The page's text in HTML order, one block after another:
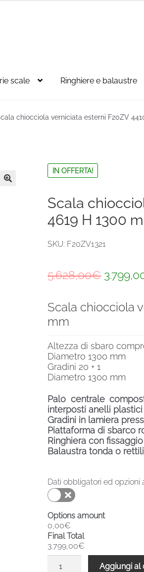
scale Ringhiere e balaustre
chiocciola verniciata esterni F20ZV
IN OFFERTA!
Scala
4619 H 1300
SKU: F20ZV1321
5.628,00€ Il
Scala chiocciola
mm
Altezza di sbaro
Diametro 1300 mm
Gradini 20 + 1
Diametro 1300 mm
Palo centrale
interposti anelli
Gradini in lamiera
Piattaforma di sbarco
Ringhiera con
Balaustra tonda o
Dati obbligatori ed opzioni
Options amount
0,00€
Final Total
3.799,00€
Aggiungi al